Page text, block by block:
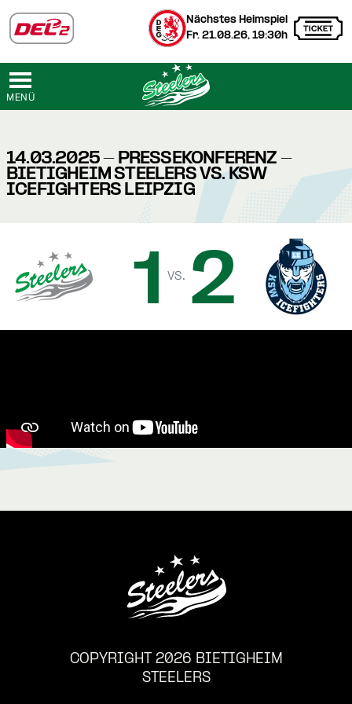
Nächstes Heimspiel
Fr. 21.08.26, 19:30h
MENÜ
14.03.2025 - PRESSEKONFERENZ -
BIETIGHEIM STEELERS VS. KSW
ICEFIGHTERS LEIPZIG
1 vs. 2
COPYRIGHT 2026 BIETIGHEIM
STEELERS